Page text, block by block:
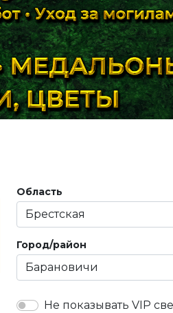
Область
Город/район
Не показывать VIP